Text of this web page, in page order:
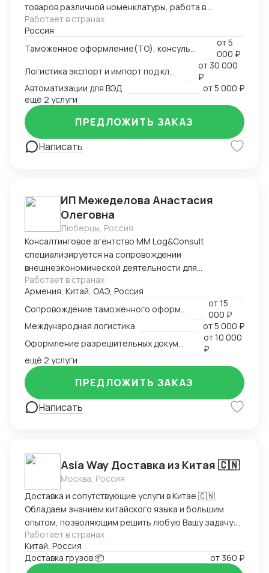
товаров различной номенклатуры, работа в
компаниях - таможенного перевозчика и
таможенного представителя, владельца склада
временного хранения и таможенного
Работает в странах
Россия
от5
000 ₽
от 30 000
₽
Автоматизации для ВЭД
от5 000 ₽
ещё 2 услуги
Написать
ПРЕДЛОЖИТЬ ЗАКАЗ
ИП Межеделова Анастасия
Олеговна
Люберцы, Россия
Консалтинговое агентство MM Log&Consult
специализируется на сопровождении
внешнеэкономической деятельности для
участников международного рынка из России и
Армении. Наш опыт в сфере ВЭД более 13 лет
позволяет нам оказывать качественные
консалтинговые услуги для компаний, решивших
выйти на международный рынок. MM Log&Consult
поможет организовать международный бизнес в
Вашей компании в требуемых масштабах: -
организация и внедрение ВЭД с нуля; -
консультирование и разработка стратегии
внедрения ВЭД в компанию силами заказчика; -
сопровождение международной сделки разово или
Работает в странах
Армения, Китай, ОАЭ, Россия
от15
000 ₽
Международная логистика
от5 000 ₽
от10 000
₽
ещё 2 услуги
Написать
ПРЕДЛОЖИТЬ ЗАКАЗ
Asia Way Доставка из Китая 🇨🇳
Москва, Россия
Доставка и сопутствующие услуги в Китае 🇨🇳
Обладаем знанием китайского языка и большим
опытом, позволяющим решить любую Вашу задачу:
доставка, оплата, инспекция на фабрики и прочее,
работаем по договору
Работает в странах
Китай, Россия
Доставка грузов 📦
от 360 ₽